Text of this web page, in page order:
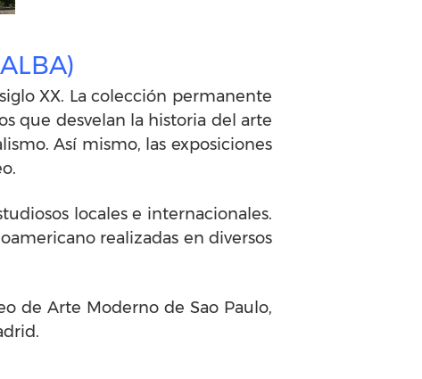
XX. La colección permanente
que desvelan la historia del arte
Así mismo, las exposiciones
locales e internacionales.
realizadas en diversos
de Arte Moderno de Sao Paulo,